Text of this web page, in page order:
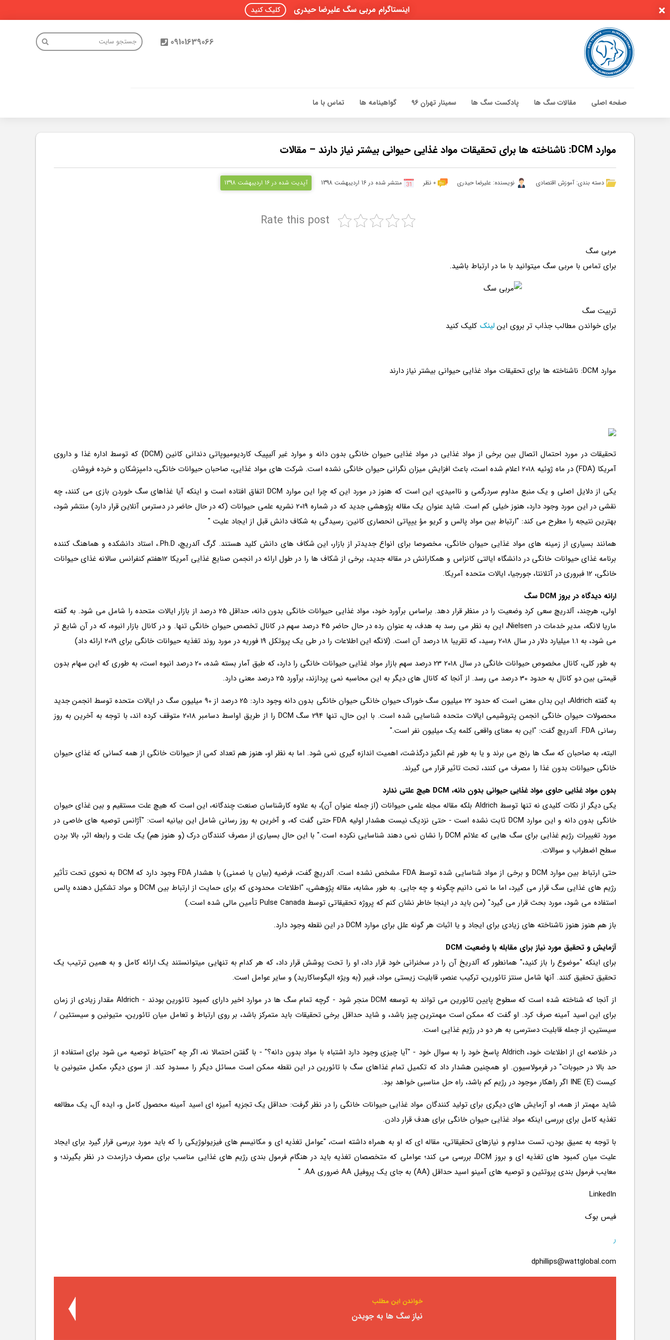
اینستاگرام مربی سگ علیرضا حیدری کلیک کنید
09101639066
صفحه اصلی مقالات سگ ها پادکست سگ ها سمینار تهران 96 گواهینامه ها تماس با ما
مقالات سگ ها
پادکست سگ هاموارد DCM: ناشناخته ها برای تحقیقات مواد غذایی حیوانی بیشتر نیاز دارند – مقالات
دسته بندی: آموزش اقتصادی نویسنده: علیرضا حیدری 0 نظر منتشر شده در 16 اردیبهشت 1398 آپدیت شده در 16 اردیبهشت 1398
Rate this post
مربی سگ
برای تماس با مربی سگ میتوانید با ما در ارتباط باشید.
تربیت سگ
برای خواندن مطالب جذاب تر بروی این لینک کلیک کنید
تحقیقات در مورد احتمال اتصال بین برخی از مواد غذایی در مواد غذایی حیوان خانگی بدون دانه و موارد غیر آلیپیک کاردیومیوپاتی دندانی کانین (DCM) که توسط اداره غذا و داروی
آمریکا (FDA) در ماه ژوئیه 2018 اعلام شده است، باعث افزایش میزان نگرانی حیوان خانگی نشده است. شرکت های مواد غذایی، صاحبان حیوانات خانگی، دامپزشکان و خرده فروشان.
یکی از دلایل اصلی و یک منبع مداوم سردرگمی و ناامیدی، این است که هنوز در مورد این که چرا این موارد DCM اتفاق افتاده است و اینکه آیا غذاهای سگ خوردن بازی می کنند، چه
نقشی در این مورد وجود دارد، هنوز خیلی کم است. شاید عنوان یک مقاله پژوهشی جدید که در شماره 2019 نشریه علمی حیوانات (که در حال حاضر در دسترس آنلاین قرار دارد) منتشر شود،
بهترین نتیجه را مطرح می کند: "ارتباط بین مواد پالس و کریو مؤ ییپاتی انحصاری کانین: رسیدگی به شکاف دانش قبل از ایجاد علیت "
همانند بسیاری از زمینه های مواد غذایی حیوان خانگی، مخصوصا برای انواع جدیدتر از بازار، این شکاف های دانش کلید هستند. گرگ آلدریچ، Ph.D.، استاد دانشکده و هماهنگ کننده
برنامه غذای حیوانات خانگی در دانشگاه ایالتی کانزاس و همکارانش در مقاله جدید، برخی از شکاف ها را در طول ارائه در انجمن صنایع غذایی آمریکا 12 هفتم کنفرانس سالانه غذای حیوانات
خانگی، 12 فبروری در آتلانتا، جورجیا، ایالات متحده آمریکا.
ارائه دیدگاه در بروز DCM سگ
اولی، هرچند، آلدریچ سعی کرد وضعیت را در منظر قرار دهد. براساس برآورد خود، مواد غذایی حیوانات خانگی بدون دانه، حداقل 25 درصد از بازار ایالات متحده را شامل می شود. به گفته
ماریا لانگه، مدیر خدمات در Nielsen، این به نظر می رسد به هدف، به عنوان رده در حال حاضر 45 درصد سهم در کانال تخصص حیوان خانگی تنها. و در کانال بازار انبوه، که در آن شایع تر
می شود، به 1.1 میلیارد دلار در سال 2018 رسید، که تقریبا 18 درصد آن است. (لانگه این اطلاعات را در طی یک پروتکل 19 فوریه در مورد روند تغذیه حیوانات خانگی برای 2019 ارائه داد)
به طور کلی، کانال مخصوص حیوانات خانگی در سال 2018 23 درصد سهم بازار مواد غذایی حیوانات خانگی را دارد، که طبق آمار بسته شده، 20 درصد انبوه است، به طوری که این سهام بدون
قیمتی بین دو کانال به حدود 30 درصد می رسد. از آنجا که کانال های دیگر به این محاسبه نمی پردازند، برآورد 25 درصد معنی دارد.
به گفته Aldrich، این بدان معنی است که حدود 22 میلیون سگ خوراک حیوان خانگی حیوان خانگی بدون دانه وجود دارد: 25 درصد از 90 میلیون سگ در ایالات متحده توسط انجمن جدید
محصولات حیوان خانگی انجمن پتروشیمی ایالات متحده شناسایی شده است. با این حال، تنها 294 سگ DCM را از طریق اواسط دسامبر 2018 متوقف کرده اند، با توجه به آخرین به روز
رسانی FDA. آلدریچ گفت: "این به معنای واقعی کلمه یک میلیون نفر است."
البته، به صاحبان که سگ ها رنج می برند و یا به طور غم انگیز درگذشت، اهمیت اندازه گیری نمی شود. اما به نظر او، هنوز هم تعداد کمی از حیوانات خانگی از همه کسانی که غذای حیوان
خانگی حیوانات بدون غذا را مصرف می کنند، تحت تاثیر قرار می گیرند.
بدون مواد غذایی حاوی مواد غذایی حیوانی بدون دانه، DCM هیچ علتی ندارد
یکی دیگر از نکات کلیدی نه تنها توسط Aldrich بلکه مقاله مجله علمی حیوانات (از جمله عنوان آن)، به علاوه کارشناسان صنعت چندگانه، این است که هیچ علت مستقیم و بین غذای حیوان
خانگی بدون دانه و این موارد DCM ثابت نشده است - حتی نزدیک نیست هشدار اولیه FDA حتی گفت که، و آخرین به روز رسانی شامل این بیانیه است: "آژانس توصیه های خاصی در
مورد تغییرات رژیم غذایی برای سگ هایی که علائم DCM را نشان نمی دهند شناسایی نکرده است." با این حال بسیاری از مصرف کنندگان درک (و هنوز هم) یک علت و رابطه اثر، بالا بردن
سطح اضطراب و سوالات.
حتی ارتباط بین موارد DCM و برخی از مواد شناسایی شده توسط FDA مشخص نشده است. آلدریچ گفت، فرضیه (بیان یا ضمنی) با هشدار FDA وجود دارد که DCM به نحوی تحت تأثیر
رژیم های غذایی سگ قرار می گیرد، اما ما نمی دانیم چگونه و چه جایی. به طور مشابه، مقاله پژوهشی، "اطلاعات محدودی که برای حمایت از ارتباط بین DCM و مواد تشکیل دهنده پالس
استفاده می شود، مورد بحث قرار می گیرد" (من باید در اینجا خاطر نشان کنم که پروژه تحقیقاتی توسط Pulse Canada تأمین مالی شده است.)
باز هم هنوز هنوز ناشناخته های زیادی برای ایجاد و یا اثبات هر گونه علل برای موارد DCM در این نقطه وجود دارد.
آزمایش و تحقیق مورد نیاز برای مقابله با وضعیت DCM
برای اینکه "موضوع را باز کنید،" همانطور که آلدریخ آن را در سخنرانی خود قرار داد، او را تحت پوشش قرار داد، که هر کدام به تنهایی میتوانستند یک ارائه کامل و به همین ترتیب یک
تحقیق تحقیق کنند. آنها شامل سنتز تائورین، ترکیب عنصر، قابلیت زیستی مواد، فیبر (به ویژه الیگوساکارید) و سایر عوامل است.
از آنجا که شناخته شده است که سطوح پایین تائورین می تواند به توسعه DCM منجر شود - گرچه تمام سگ ها در موارد اخیر دارای کمبود تائورین بودند - Aldrich مقدار زیادی از زمان
برای این اسید آمینه صرف کرد. او گفت که ممکن است مهمترین چیز باشد، و شاید حداقل برخی تحقیقات باید متمرکز باشد، بر روی ارتباط و تعامل میان تائورین، متیونین و سیستئین /
سیستین، از جمله قابلیت دسترسی به هر دو در رژیم غذایی است.
در خلاصه ای از اطلاعات خود، Aldrich پاسخ خود را به سوال خود - "آیا چیزی وجود دارد اشتباه با مواد بدون دانه؟" - با گفتن احتمالا نه، اگر چه "احتیاط توصیه می شود برای استفاده از
حد بالا در حبوبات" در فرمولاسیون. او همچنین هشدار داد که تکمیل تمام غذاهای سگ با تائورین در این نقطه ممکن است مسائل دیگر را مسدود کند. از سوی دیگر، مكمل متیونین یا
كیست (E) INE اگر راهكار موجود در رژیم كم باشد، راه حل مناسبی خواهد بود.
شاید مهمتر از همه، او آزمایش های دیگری برای تولید کنندگان مواد غذایی حیوانات خانگی را در نظر گرفت: حداقل یک تجزیه آمیزه ای اسید آمینه محصول کامل و، ایده آل، یک مطالعه
تغذیه کامل برای بررسی اینکه مواد غذایی حیوان خانگی برای هدف قرار دادن.
با توجه به عمیق بودن، تست مداوم و نیازهای تحقیقاتی، مقاله ای که او به همراه داشته است، "عوامل تغذیه ای و مکانیسم های فیزیولوژیکی را که باید مورد بررسی قرار گیرد برای ایجاد
علیت میان کمبود های تغذیه ای و بروز DCM، بررسی می کند؛ عواملی که متخصصان تغذیه باید در هنگام فرمول بندی رژیم های غذایی مناسب برای مصرف درازمدت در نظر بگیرند؛ و
معایب فرمول بندی پروتئین و توصیه های آمینو اسید حداقل (AA) به جای یک پروفیل AA ضروری AA. "
LinkedIn
فیس بوک
ر
dphillips@wattglobal.com
خواندن این مطلب
نیاز سگ ها به جویدن